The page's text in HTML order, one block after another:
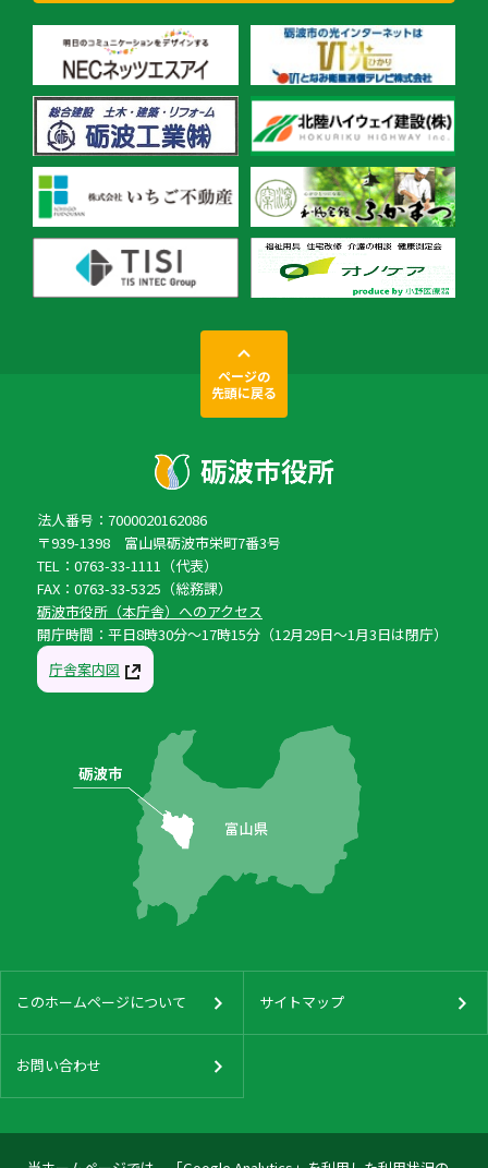
ページの
先頭に戻る
法人番号：7000020162086
〒939-1398 富山県砺波市栄町7番3号
TEL：0763-33-1111（代表）
FAX：0763-33-5325（総務課）
砺波市役所（本庁舎）へのアクセス
開庁時間：平日8時30分〜17時15分（12月29日〜1月3日は閉庁）
庁舎案内図
このホームページについて サイトマップ
お問い合わせ